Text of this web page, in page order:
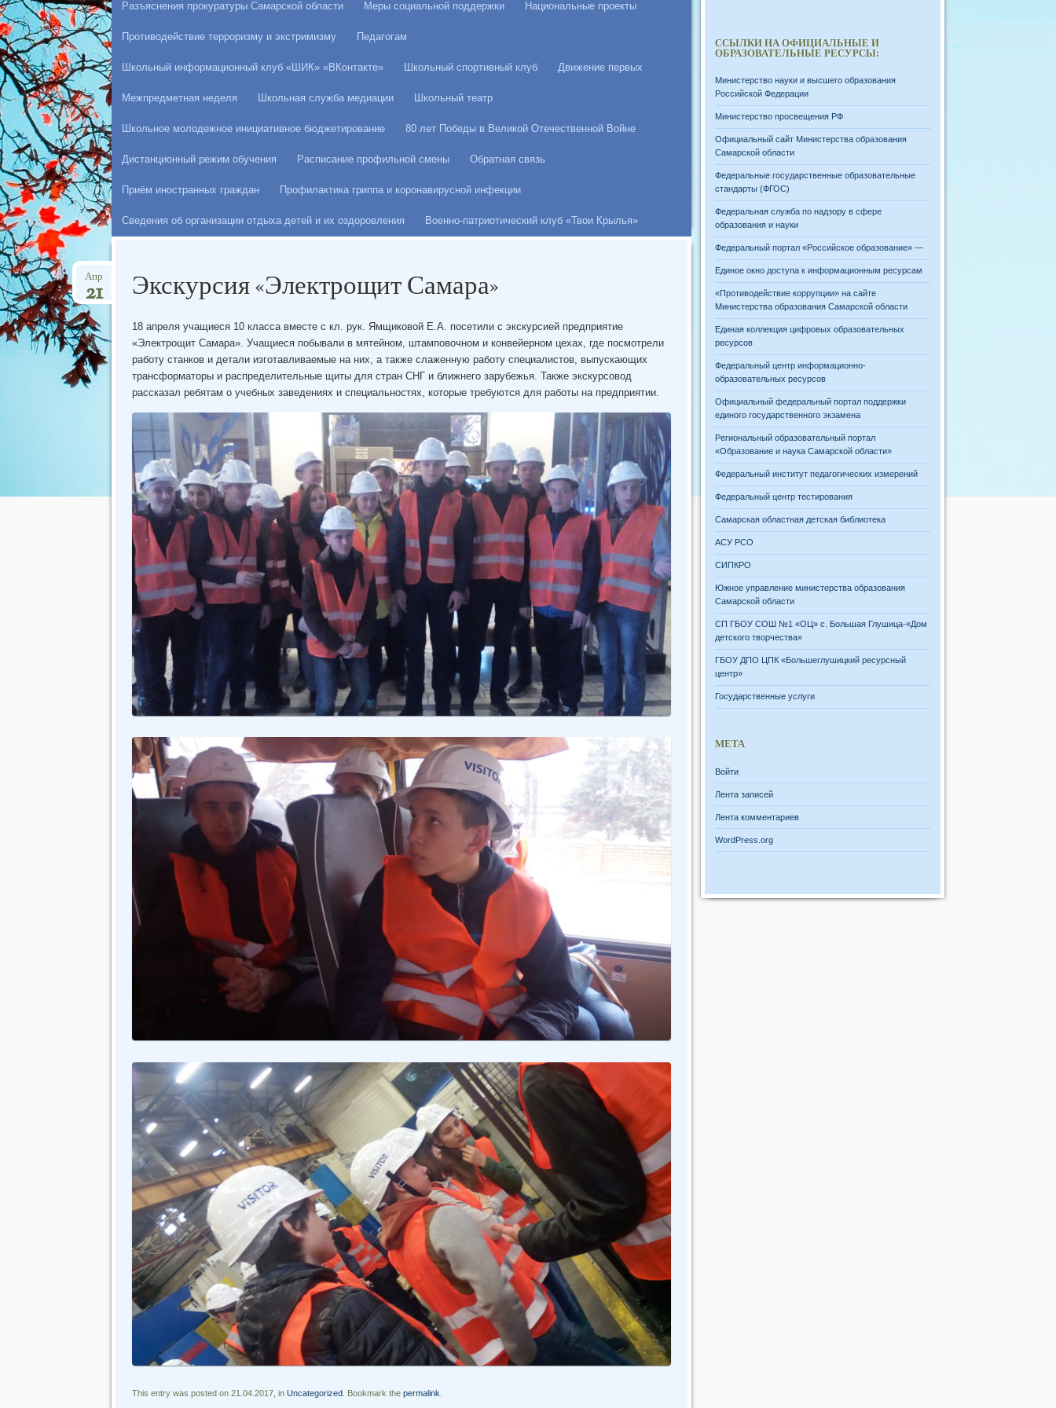
Разъяснения прокуратуры Самарской области Меры социальной поддержки Национальные проекты
Противодействие терроризму и экстримизму Педагогам
Школьный информационный клуб «ШИК» «ВКонтакте» Школьный спортивный клуб Движение первых
Межпредметная неделя Школьная служба медиации Школьный театр
Школьное молодежное инициативное бюджетирование 80 лет Победы в Великой Отечественной Войне
Дистанционный режим обучения Расписание профильной смены Обратная связь
Приём иностранных граждан Профилактика гриппа и коронавирусной инфекции
Сведения об организации отдыха детей и их оздоровления Военно-патриотический клуб «Твои Крылья»
Экскурсия «Электрощит Самара»
Апр
21
18 апреля учащиеся 10 класса вместе с кл. рук. Ямщиковой Е.А. посетили с экскурсией предприятие
«Электрощит Самара». Учащиеся побывали в мятейном, штамповочном и конвейерном цехах, где посмотрели
работу станков и детали изготавливаемые на них, а также слаженную работу специалистов, выпускающих
трансформаторы и распределительные щиты для стран СНГ и ближнего зарубежья. Также экскурсовод
рассказал ребятам о учебных заведениях и специальностях, которые требуются для работы на предприятии.
This entry was posted on 21.04.2017, in Uncategorized. Bookmark the permalink
ССЫЛКИ НА ОФИЦИАЛЬНЫЕ И
ОБРАЗОВАТЕЛЬНЫЕ РЕСУРСЫ:
Министерство науки и высшего образования
Российской Федерации
Министерство просвещения РФ
Официальный сайт Министерства образования
Самарской области
Федеральные государственные образовательные
стандарты (ФГОС)
Федеральная служба по надзору в сфере
образования и науки
Федеральный портал «Российское образование» —
Единое окно доступа к информационным ресурсам
«Противодействие коррупции» на сайте
Министерства образования Самарской области
Единая коллекция цифровых образовательных
ресурсов
Федеральный центр информационно-
образовательных ресурсов
Официальный федеральный портал поддержки
единого государственного экзамена
Региональный образовательный портал
«Образование и наука Самарской области»
Федеральный институт педагогических измерений
Федеральный центр тестирования
Самарская областная детская библиотека
АСУ РСО
СИПКРО
Южное управление министерства образования
Самарской области
СП ГБОУ СОШ №1 «ОЦ» с. Большая Глушица-«Дом
детского творчества»
ГБОУ ДПО ЦПК «Большеглушицкий ресурсный
центр»
Государственные услуги
МЕТА
Войти
Лента записей
Лента комментариев
WordPress.org